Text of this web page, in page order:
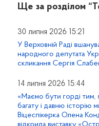
Ще за розділом
30 липня 2026 15:21
У Верховній Раді
народного депутата
скликання Сергія
14 липня 2026 15:44
«Маємо бути горді тим,
багату і давню історію
Віцеспікерка Олена
відкрила виставку